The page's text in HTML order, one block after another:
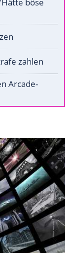
böse
zahlen
Arcade-